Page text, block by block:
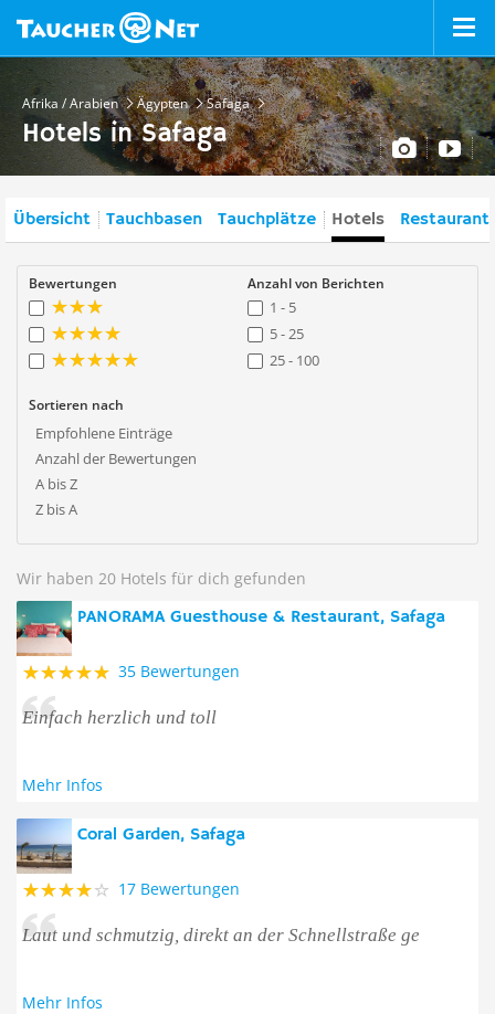
Afrika / Arabien Ägypten Safaga
Hotels in Safaga
Übersicht Tauchbasen Tauchplätze Hotels
Bewertungen Anzahl von Berichten
1 - 5
5 - 25
25 - 100
Sortieren nach
Empfohlene Einträge
Anzahl der Bewertungen
A bis Z
Z bis A
Wir haben 20 Hotels für dich gefunden
PANORAMA Guesthouse & Restaurant, Safaga
35 Bewertungen
Einfach herzlich und toll ️
Mehr Infos
Coral Garden, Safaga
17 Bewertungen
Laut und schmutzig, direkt an der Schnellstraße ge
Mehr Infos